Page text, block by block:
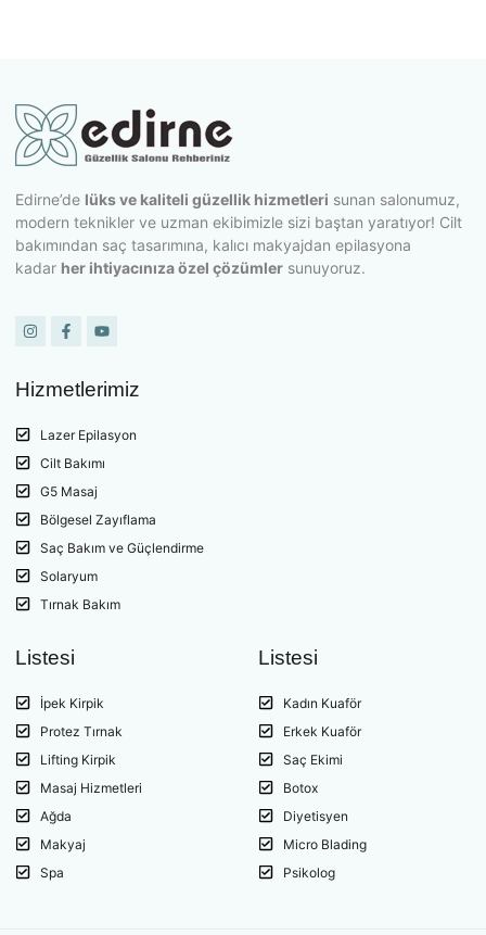
Edirne’de lüks ve kaliteli güzellik hizmetleri sunan salonumuz,
modern teknikler ve uzman ekibimizle sizi baştan yaratıyor! Cilt
bakımından saç tasarımına, kalıcı makyajdan epilasyona
kadar her ihtiyacınıza özel çözümler sunuyoruz.
Hizmetlerimiz
Lazer Epilasyon
Cilt Bakımı
G5 Masaj
Bölgesel Zayıflama
Saç Bakım ve Güçlendirme
Solaryum
Tırnak Bakım
Listesi
İpek Kirpik
Protez Tırnak
Lifting Kirpik
Masaj Hizmetleri
Ağda
Makyaj
Spa
Listesi
Kadın Kuaför
Erkek Kuaför
Saç Ekimi
Botox
Diyetisyen
Micro Blading
Psikolog